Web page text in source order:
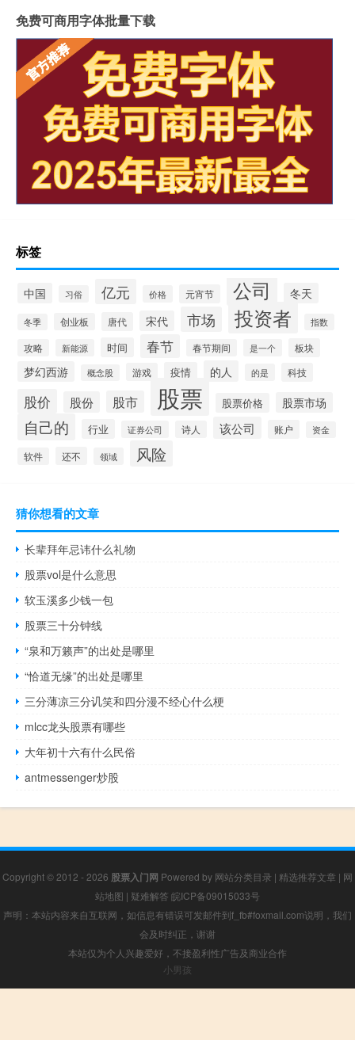
免费可商用字体批量下载
标签
中国 习俗 亿元 价格 元宵节 公司 冬天
冬季 创业板 唐代 宋代 市场 投资者 指数
攻略 新能源 时间 春节 春节期间 是一个 板块
梦幻西游 概念股 游戏 疫情 的人 的是 科技
股价 股份 股市 股票 股票价格 股票市场
自己的 行业 证券公司 诗人 该公司 账户 资金
软件 还不 领域 风险
猜你想看的文章
长辈拜年忌讳什么礼物
股票vol是什么意思
软玉溪多少钱一包
股票三十分钟线
“泉和万籁声”的出处是哪里
“恰道无缘”的出处是哪里
三分薄凉三分讥笑和四分漫不经心什么梗
mlcc龙头股票有哪些
大年初十六有什么民俗
antmessenger炒股
Copyright © 2012 - 2026 股票入门网 Powered by 网站分类目录 | 精选推荐文章 | 网
站地图 | 疑难解答 皖ICP备09015033号
声明：本站内容来自互联网，如信息有错误可发邮件到f_fb#foxmail.com说明，我们
会及时纠正，谢谢
本站仅为个人兴趣爱好，不接盈利性广告及商业合作
小男孩